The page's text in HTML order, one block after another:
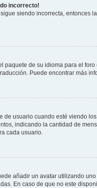
incorrecto!
siendo incorrecta,
paquete de su idioma para el
Puede encontrar más
usuario cuando esté viendo
indicando la cantidad de
cada usuario.
añadir un avatar utilizando
En caso de que no este